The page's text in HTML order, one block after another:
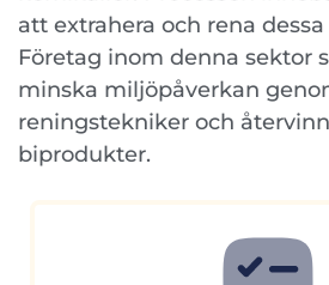
att extrahera och rena
Företag inom denna sektor
minska miljöpåverkan
reningstekniker och
biprodukter.